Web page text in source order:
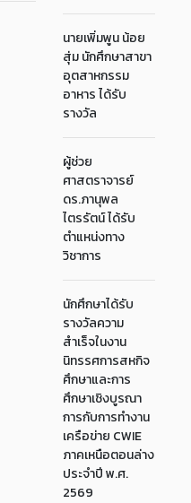
นายเพิ่มพูน น้อย
สุ่ม นักศึกษาสาขา
อุตสาหกรรม
อาหาร ได้รับ
รางวัล
ผู้ช่วย
ศาสตราจารย์
ดร.ภานุพล
ไตรรัตน์ ได้รับ
ตำแหน่งทาง
วิชาการ
นักศึกษาได้รับ
รางวัลความ
สำเร็จในงาน
นิทรรศการสหกิจ
ศึกษาและการ
ศึกษาเชิงบูรณา
การกับการทำงาน
เครือข่าย CWIE
ภาคเหนือตอนล่าง
ประจำปี พ.ศ.
2569